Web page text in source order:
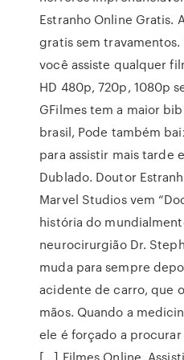
Estranho Online Gratis.
gratis sem travamentos.
você assiste qualquer
HD 480p, 720p, 1080p
GFilmes tem a maior
brasil, Pode também
para assistir mais tarde
Dublado. Doutor
Marvel Studios vem
história do
neurocirurgião Dr.
muda para sempre
acidente de carro, que
mãos. Quando a
ele é forçado a
[…] Filmes Online,